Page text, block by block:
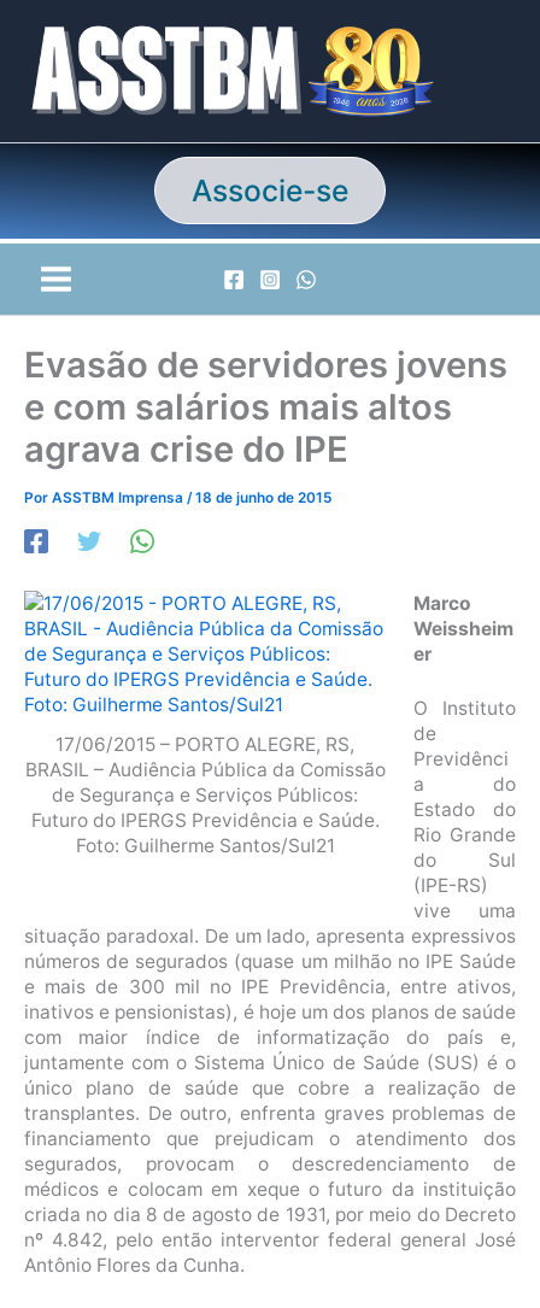
conteúdo
Associe-se
Evasão de servidores jovens
e com salários mais altos
agrava crise do IPE
Por ASSTBM Imprensa /18 de junho de 2015
17/06/2015 – PORTO ALEGRE, RS,
BRASIL – Audiência Pública da Comissão
de Segurança e Serviços Públicos:
Futuro do IPERGS Previdência e Saúde.
Foto: Guilherme Santos/Sul21
Marco
Weissheim
er
O Instituto
de
Previdênci
a do
Estado do
Rio Grande
do Sul
(IPE-RS)
vive uma
situação paradoxal. De um lado, apresenta expressivos
números de segurados (quase um milhão no IPE Saúde
e mais de 300 mil no IPE Previdência, entre ativos,
inativos e pensionistas), é hoje um dos planos de saúde
com maior índice de informatização do país e,
juntamente com o Sistema Único de Saúde (SUS) é o
único plano de saúde que cobre a realização de
transplantes. De outro, enfrenta graves problemas de
financiamento que prejudicam o atendimento dos
segurados, provocam o descredenciamento de
médicos e colocam em xeque o futuro da instituição
criada no dia 8 de agosto de 1931, por meio do Decreto
nº 4.842, pelo então interventor federal general José
Antônio Flores da Cunha.